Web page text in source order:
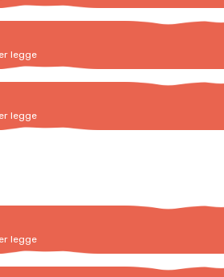
legge
legge
legge